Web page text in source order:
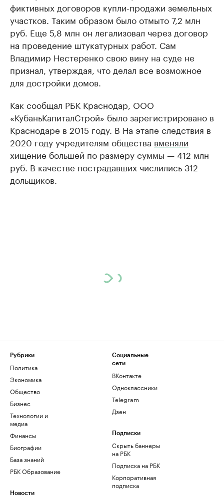
фиктивных договоров купли-продажи земельных
участков. Таким образом было отмыто 7,2 млн
руб. Еще 5,8 млн он легализовал через договор
на проведение штукатурных работ. Сам
Владимир Нестеренко свою вину на суде не
признал, утверждая, что делал все возможное
для достройки домов.
Как сообщал РБК Краснодар, ООО
«КубаньКапиталСтрой» было зарегистрировано в
Краснодаре в 2015 году. В На этапе следствия в
2020 году учредителям общества вменяли
хищение большей по размеру суммы — 412 млн
руб. В качестве пострадавших числились 312
дольщиков.
Рубрики
Политика
Экономика
Общество
Бизнес
Технологии и
медиа
Финансы
Биографии
База знаний
РБК Образование
Новости
Социальные
сети
ВКонтакте
Одноклассники
Telegram
Дзен
Подписки
Скрыть баннеры
на РБК
Подписка на РБК
Корпоративная
подписка